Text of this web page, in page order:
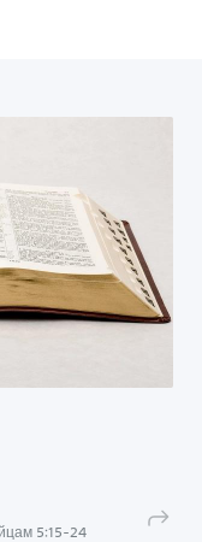
5:15-24